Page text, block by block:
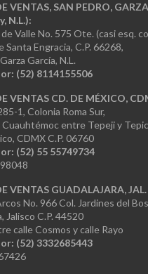
VENTAS, SAN PEDRO,
N.L.):
de Valle No. 575 Ote. (casi esq.
Santa Engracia, C.P. 66268,
García, N.L.
(52) 8114155506
VENTAS CD. DE MÉXICO,
1, Colonia Roma Sur,
entre Tepeji y
CDMX C.P. 06760
(52) 55 55749734
VENTAS GUADALAJARA, JAL.
No. 966 Col. Jardines del
Jalisco C.P. 44520
calle Cosmos y calle Rayo
(52) 3332685443